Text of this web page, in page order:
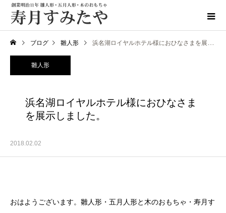
ブログ 雛人形 浜名湖ロイヤルホテル様におひなさまを展示しました。
雛人形
浜名湖ロイヤルホテル様におひなさま
を展示しました。
2018.02.02
おはようございます。雛人形・五月人形と木のおもちゃ・寿月す